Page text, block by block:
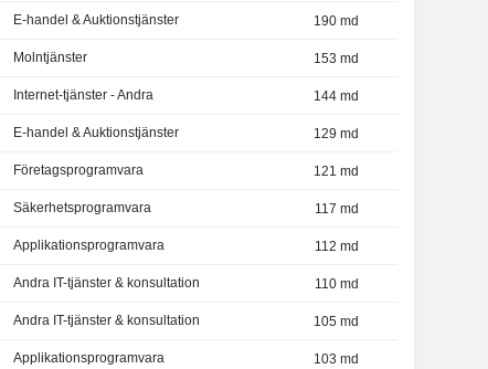
E-handel & Auktionstjänster 190 md
Molntjänster 153 md
Internet-tjänster - Andra 144 md
E-handel & Auktionstjänster 129 md
Företagsprogramvara 121 md
Säkerhetsprogramvara 117 md
Applikationsprogramvara 112 md
Andra IT-tjänster & konsultation 110 md
Andra IT-tjänster & konsultation 105 md
Applikationsprogramvara 103 md